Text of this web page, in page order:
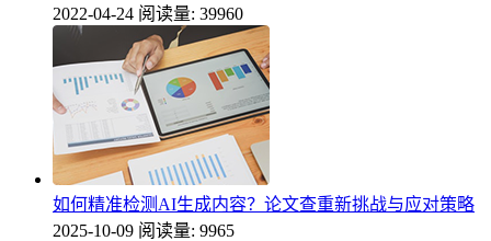
2022-04-24 阅读量: 39960
如何精准检测AI生成内容？论文查重新挑战与应对策略
2025-10-09 阅读量: 9965